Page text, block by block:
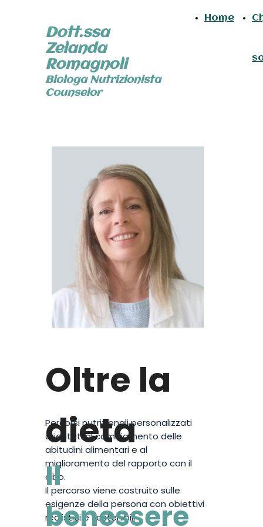
Home
Dott.ssa
Zelanda
Romagnoli
Biologa Nutrizionista
Counselor
Oltre la
dieta
Il
benessere
Percorsi nutrizionali personalizzati
orientati al cambiamento delle
abitudini alimentari e al
miglioramento del rapporto con il
cibo.
Il percorso viene costruito sulle
esigenze della persona con obiettivi
realistici e sostenibili
Scopri di più